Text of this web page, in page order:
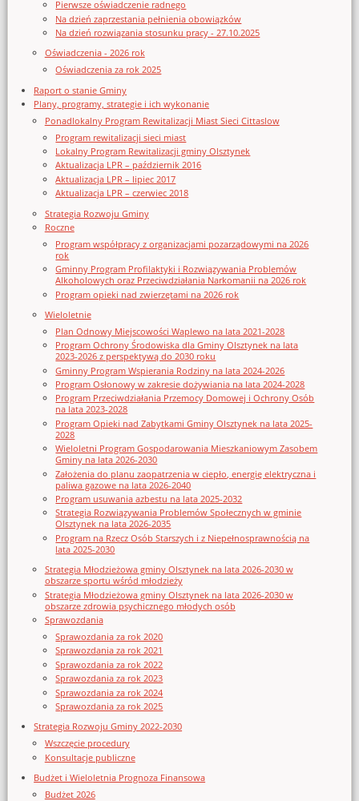
Pierwsze oświadczenie radnego
Na dzień zaprzestania pełnienia obowiązków
Na dzień rozwiązania stosunku pracy - 27.10.2025
Oświadczenia - 2026 rok
Oświadczenia za rok 2025
Raport o stanie Gminy
Plany, programy, strategie i ich wykonanie
Ponadlokalny Program Rewitalizacji Miast Sieci Cittaslow
Program rewitalizacji sieci miast
Lokalny Program Rewitalizacji gminy Olsztynek
Aktualizacja LPR – październik 2016
Aktualizacja LPR – lipiec 2017
Aktualizacja LPR – czerwiec 2018
Strategia Rozwoju Gminy
Roczne
Program współpracy z organizacjami pozarządowymi na 2026
rok
Gminny Program Profilaktyki i Rozwiązywania Problemów
Alkoholowych oraz Przeciwdziałania Narkomanii na 2026 rok
Program opieki nad zwierzętami na 2026 rok
Wieloletnie
Plan Odnowy Miejscowości Waplewo na lata 2021-2028
Program Ochrony Środowiska dla Gminy Olsztynek na lata
2023-2026 z perspektywą do 2030 roku
Gminny Program Wspierania Rodziny na lata 2024-2026
Program Osłonowy w zakresie dożywiania na lata 2024-2028
Program Przeciwdziałania Przemocy Domowej i Ochrony Osób
na lata 2023-2028
Program Opieki nad Zabytkami Gminy Olsztynek na lata 2025-
2028
Wieloletni Program Gospodarowania Mieszkaniowym Zasobem
Gminy na lata 2026-2030
Założenia do planu zaopatrzenia w ciepło, energię elektryczna i
paliwa gazowe na lata 2026-2040
Program usuwania azbestu na lata 2025-2032
Strategia Rozwiązywania Problemów Społecznych w gminie
Olsztynek na lata 2026-2035
Program na Rzecz Osób Starszych i z Niepełnosprawnością na
lata 2025-2030
Strategia Młodzieżowa gminy Olsztynek na lata 2026-2030 w
obszarze sportu wśród młodzieży
Strategia Młodzieżowa gminy Olsztynek na lata 2026-2030 w
obszarze zdrowia psychicznego młodych osób
Sprawozdania
Sprawozdania za rok 2020
Sprawozdania za rok 2021
Sprawozdania za rok 2022
Sprawozdania za rok 2023
Sprawozdania za rok 2024
Sprawozdania za rok 2025
Strategia Rozwoju Gminy 2022-2030
Wszczęcie procedury
Konsultacje publiczne
Budżet i Wieloletnia Prognoza Finansowa
Budżet 2026